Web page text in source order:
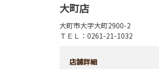
大町店
大町市大字大町2900-2
ＴＥＬ：0261-21-1032
店舗詳細